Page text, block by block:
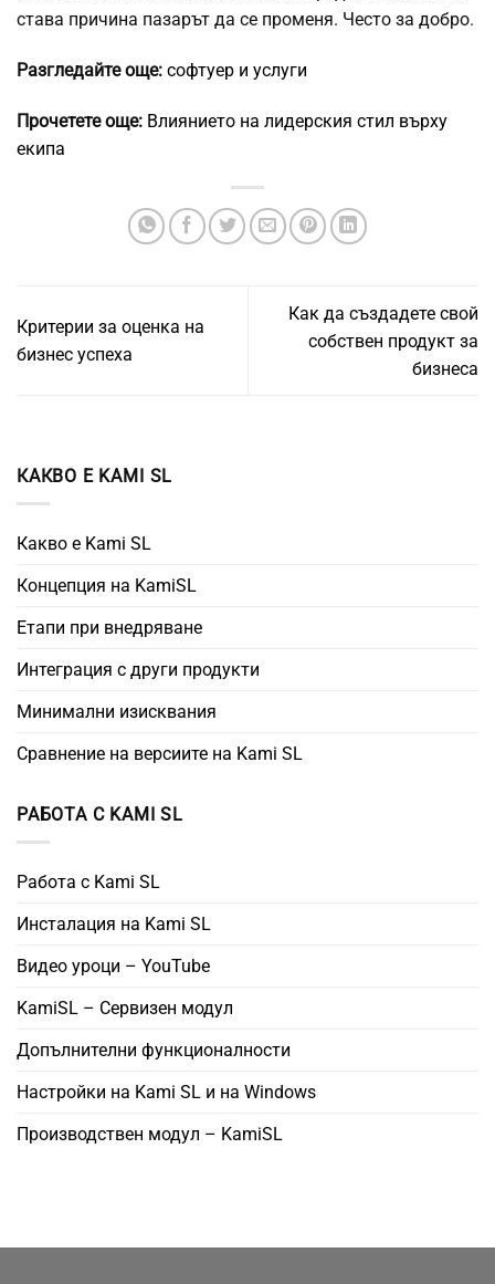
става причина пазарът да се променя. Често за добро.
Разгледайте още: софтуер и услуги
Прочетете още: Влиянието на лидерския стил върху
екипа
Критерии за оценка на
бизнес успеха
Как да създадете свой
собствен продукт за
бизнеса
КАКВО Е KAMI SL
Какво е Kami SL
Концепция на KamiSL
Етапи при внедряване
Интеграция с други продукти
Минимални изисквания
Сравнение на версиите на Kami SL
РАБОТА С KAMI SL
Работа с Kami SL
Инсталация на Kami SL
Видео уроци – YouTube
KamiSL – Сервизен модул
Допълнителни функционалности
Настройки на Kami SL и на Windows
Производствен модул – KamiSL